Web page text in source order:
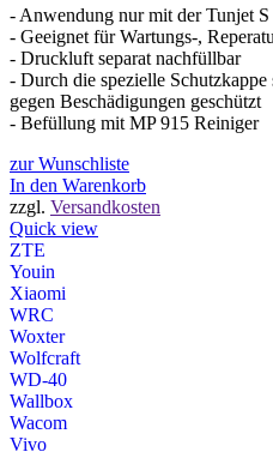
- Anwendung nur mit der Tunjet
- Geeignet für Wartungs-,
- Druckluft separat nachfüllbar
- Durch die spezielle
gegen Beschädigungen geschützt
- Befüllung mit MP 915 Reiniger
zur Wunschliste
In den Warenkorb
zzgl. Versandkosten
Quick view
ZTE
Youin
Xiaomi
WRC
Woxter
Wolfcraft
WD-40
Wallbox
Wacom
Vivo